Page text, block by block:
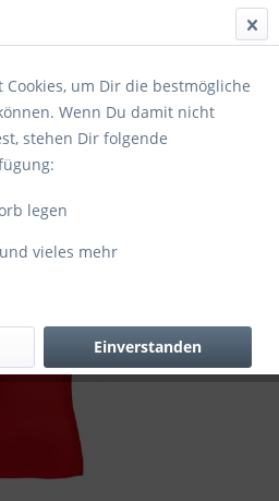
um Dir die bestmögliche
Wenn Du damit nicht
stehen Dir folgende
legen
vieles mehr
Einverstanden